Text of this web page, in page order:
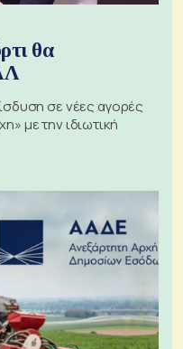
θα
σε νέες αγορές
με την ιδιωτική